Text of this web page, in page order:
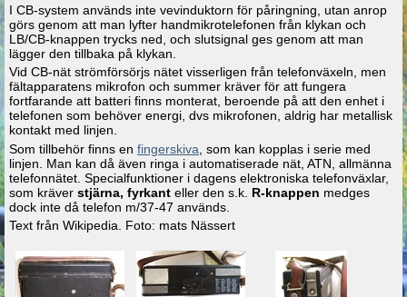
I CB-system används inte vevinduktorn för påringning, utan anrop
görs genom att man lyfter handmikrotelefonen från klykan och
LB/CB-knappen trycks ned, och slutsignal ges genom att man
lägger den tillbaka på klykan.
Vid CB-nät strömförsörjs nätet visserligen från telefonväxeln, men
fältapparatens mikrofon och summer kräver för att fungera
fortfarande att batteri finns monterat, beroende på att den enhet i
telefonen som behöver energi, dvs mikrofonen, aldrig har metallisk
kontakt med linjen.
Som tillbehör finns en fingerskiva , som kan kopplas i serie med
linjen. Man kan då även ringa i automatiserade nät, ATN, allmänna
telefonnätet. Specialfunktioner i dagens elektroniska telefonväxlar,
som kräver stjärna, fyrkant eller den s.k. R-knappen medges
dock inte då telefon m/37-47 används.
Text från Wikipedia. Foto: mats Nässert